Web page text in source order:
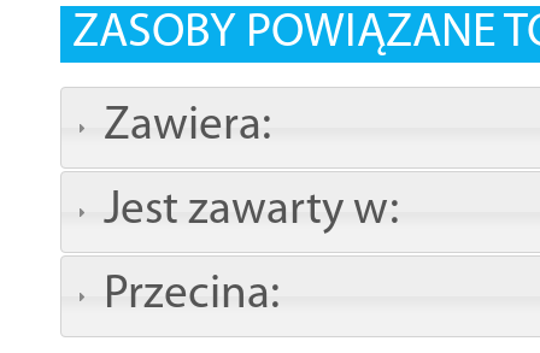
ZASOBY POWIĄZANE
Zawiera:
Jest zawarty w:
Przecina: